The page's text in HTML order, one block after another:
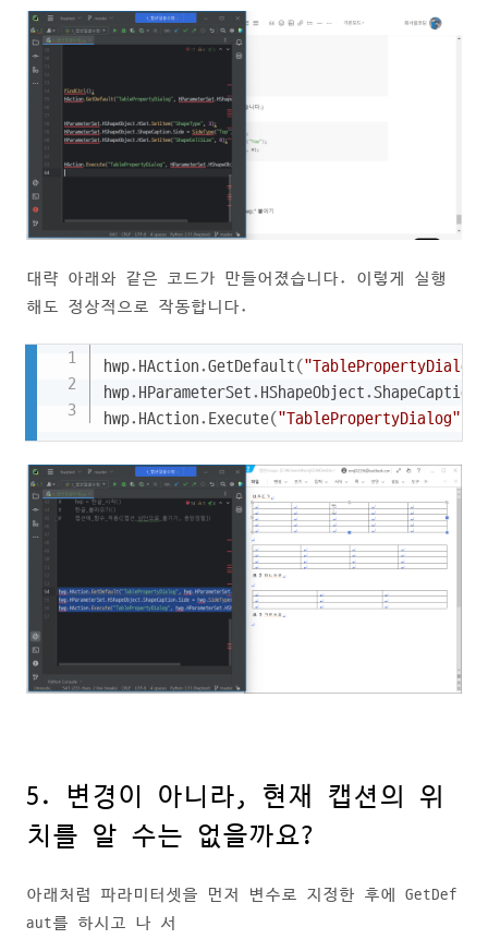
대략 아래와 같은 코드가 만들어졌습니다. 이렇게 실행
해도 정상적으로 작동합니다.
hwp. HAction.GetDefault("TablePropertyDialog"
hwp. HParameterSet. HShapeObject.ShapeCaption
hwp. HAction. Execute("TablePropertyDialog"
Copy
5. 변경이 아니라, 현재 캡션의 위
치를 알 수는 없을까요?
아래처럼 파라미터셋을 먼저 변수로 지정한 후에 GetDef
aut를 하시고 나 서